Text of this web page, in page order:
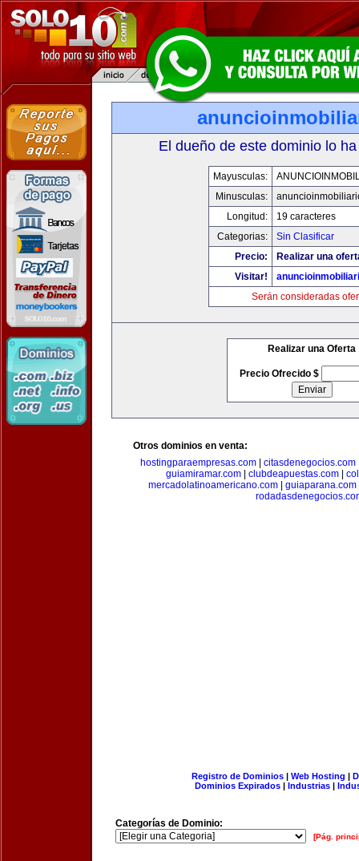
El dueño de este dominio lo
Mayusculas:
Minusculas:
Longitud:
19 caracteres
Categorias:
Sin Clasificar
Precio:
Realizar una
Visitar!
Serán consideradas
Realizar una Oferta
Precio Ofrecido $
Otros dominios en venta:
hostingparaempresas.com| citasdenegocios.com
guiamiramar.com
clubdeapuestas.com
mercadolatinoamericano.com| guiaparana.com
Registro de Dominios| Web Hosting |
Dominios Expirados | Industrias |
Categorías de Dominio:
[Pág.